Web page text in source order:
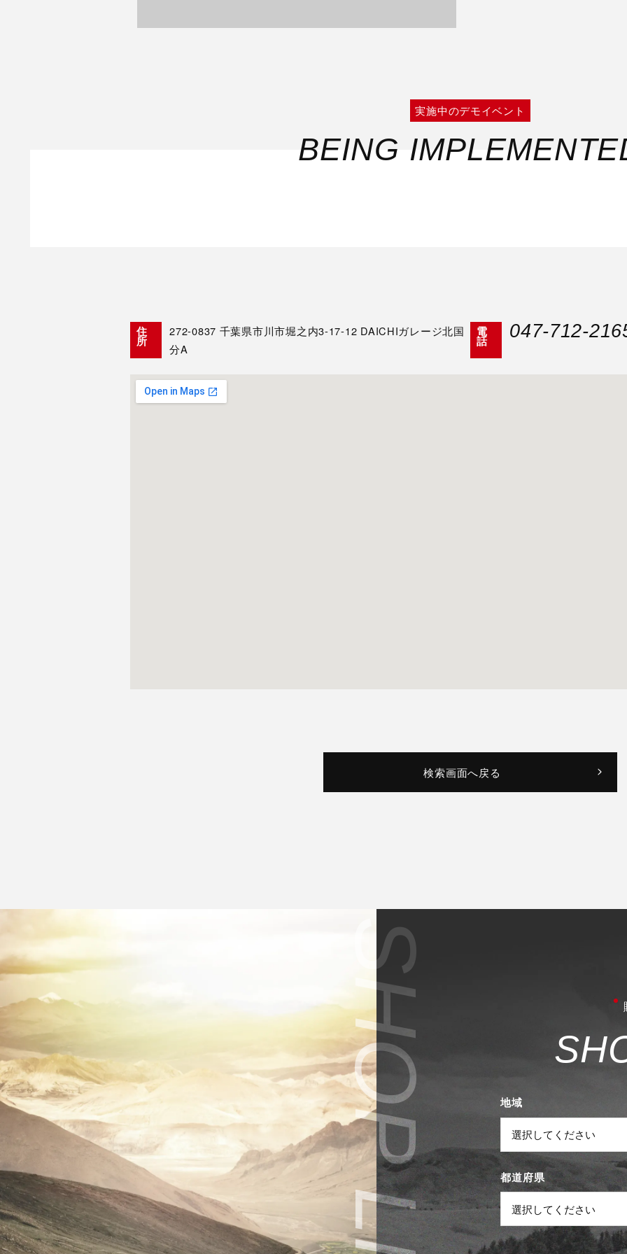
実施中のデモイベント
BEING
住
所
272-0837 千葉県市川市堀之内3-17-12 DAICHIガレージ北国
分A
電
話 047-712-
検索画面へ戻る
SH
地域
都道府県